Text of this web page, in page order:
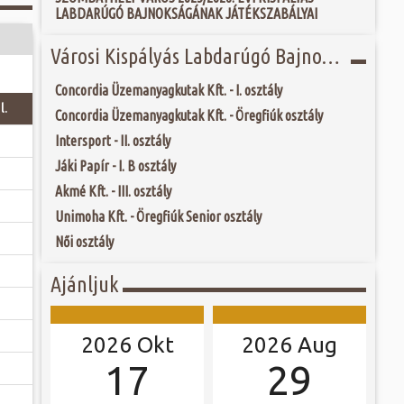
Fő tere már a 13.
a városfalain
piacokat, egyes
tér Szombathely...
egyben
a
játékkal és
a lépést a
LABDARÚGÓ BAJNOKSÁGÁNAK JÁTÉKSZABÁLYAI
Városi Kispályás Labdarúgó Bajnokság 2018.
Concordia Üzemanyagkutak Kft. - I. osztály
Concordia Üzemanyagkutak Kft. - Öregfiúk osztály
Intersport - II. osztály
Jáki Papír - I. B osztály
Akmé Kft. - III. osztály
Unimoha Kft. - Öregfiúk Senior osztály
Női osztály
Ajánljuk
2026 Okt
17
2026 Aug
29